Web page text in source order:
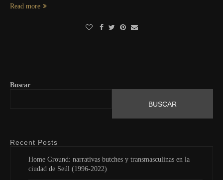
Read more
Buscar
BUSCAR
Recent Posts
Home Ground: narrativas butches y transmasculinas en la
ciudad de Seúl (1996-2022)